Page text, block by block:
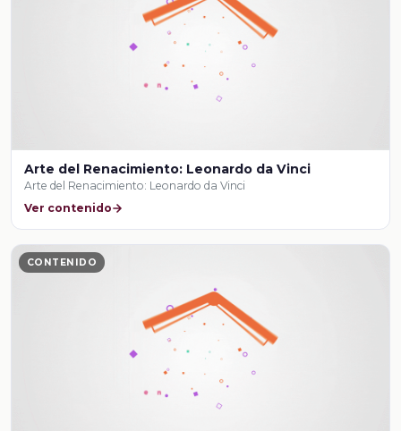
Arte del Renacimiento: Leonardo da Vinci
Arte del Renacimiento: Leonardo da Vinci
Ver contenido
CONTENIDO